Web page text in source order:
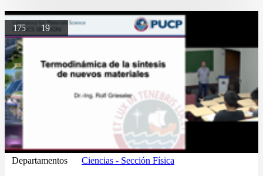
17519
Departamentos Ciencias - Sección Física